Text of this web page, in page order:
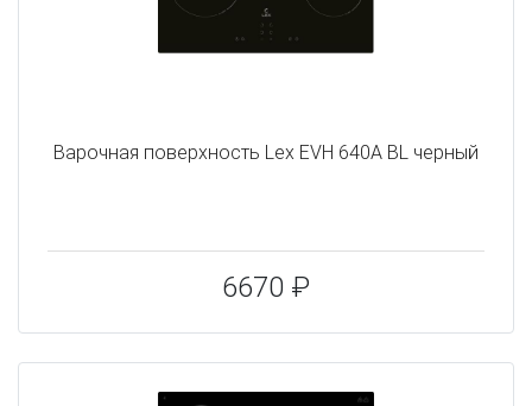
Варочная поверхность Lex EVH 640A BL черный
6670 ₽